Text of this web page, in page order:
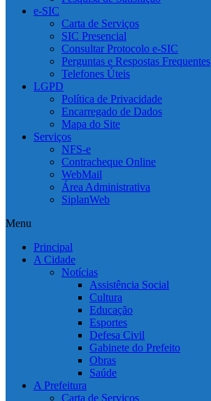
e-SIC
Carta de Serviços
SIC Presencial
Consultar Protocolo e-SIC
Perguntas e Respostas Frequentes
Telefones Úteis
LGPD
Política de Privacidade
Encarregado de Dados
Mapa do Site
Serviços
NFS-e
Contracheque Online
WebMail
Área Administrativa
SiplanWeb
Menu
Principal
A Cidade
Notícias
Assistência Social
Cultura
Educação
Esportes
Defesa Civil
Gabinete do Prefeito
Obras
Saúde
A Prefeitura
Carta de Serviços